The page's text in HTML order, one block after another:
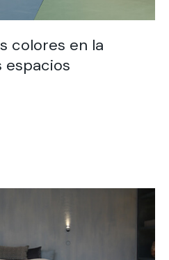
colores en la
espacios